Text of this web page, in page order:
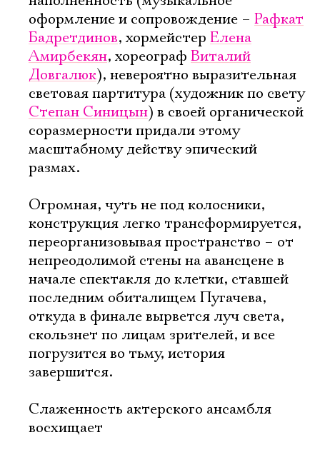
оформление и сопровождение – Рафкат
Бадретдинов, хормейстер Елена
Амирбекян, хореограф Виталий
Довгалюк), невероятно выразительная
световая партитура (художник по свету
Степан Синицын) в своей органической
соразмерности придали этому
масштабному действу эпический
размах.
Огромная, чуть не под колосники,
конструкция легко трансформируется,
переорганизовывая пространство – от
непреодолимой стены на авансцене в
начале спектакля до клетки, ставшей
последним обиталищем Пугачева,
откуда в финале вырвется луч света,
скользнет по лицам зрителей, и все
погрузится во тьму, история
завершится.
Слаженность актерского ансамбля
восхищает